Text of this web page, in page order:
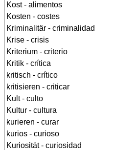
Kost - alimentos
Kosten - costes
Kriminalitär - criminalidad
Krise - crisis
Kriterium - criterio
Kritik - crítica
kritisch - crítico
kritisieren - criticar
Kult - culto
Kultur - cultura
kurieren - curar
kurios - curioso
Kuriosität - curiosidad